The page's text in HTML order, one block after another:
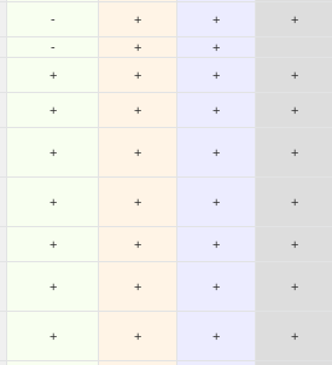
- + +
+
- +
+
+ + +
+
+ + +
+
+ + + +
+ + + +
+ + +
+
+ + + +
+ + + +